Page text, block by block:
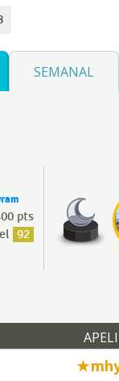
SEMANAL
pts
92